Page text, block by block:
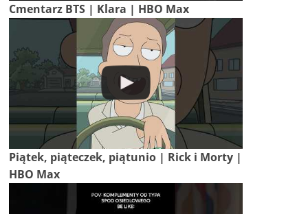
Cmentarz BTS | Klara | HBO Max
Piątek, piąteczek, piątunio | Rick i Morty |
HBO Max